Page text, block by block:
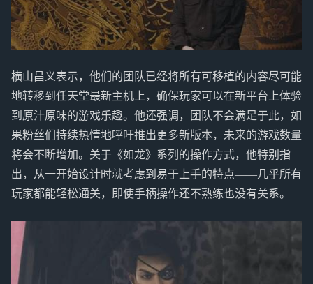
横山昌义表示，他们的团队已经将所有可移植的内容尽可能
地转移到任天堂最新主机上，确保玩家可以在新平台上体验
到原汁原味的游戏乐趣。他还强调，团队不会满足于此，如
果粉丝们持续热情地呼吁推出更多新版本，未来的游戏数量
将会不断增加。关于《如龙》系列的操作方式，他特别指
出，从一开始设计时就考虑到易于上手的特点——几乎所有
玩家都能轻松通关，即使手柄操作还不熟练也没有关系。